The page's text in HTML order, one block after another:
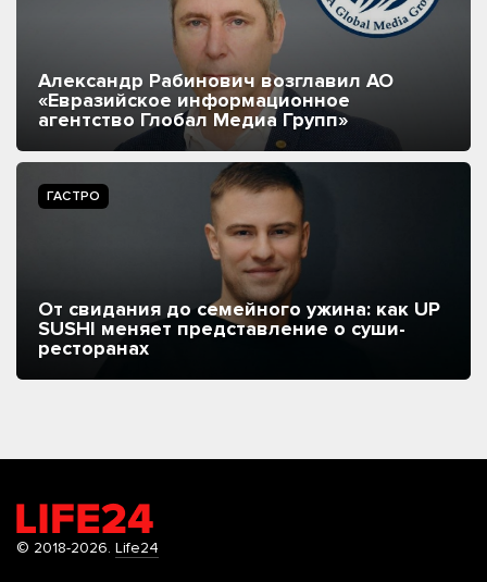
Александр Рабинович возглавил АО
«Евразийское информационное
агентство Глобал Медиа Групп»
ГАСТРО
От свидания до семейного ужина: как UP
SUSHI меняет представление о суши-
ресторанах
© 2018-2026. Life24